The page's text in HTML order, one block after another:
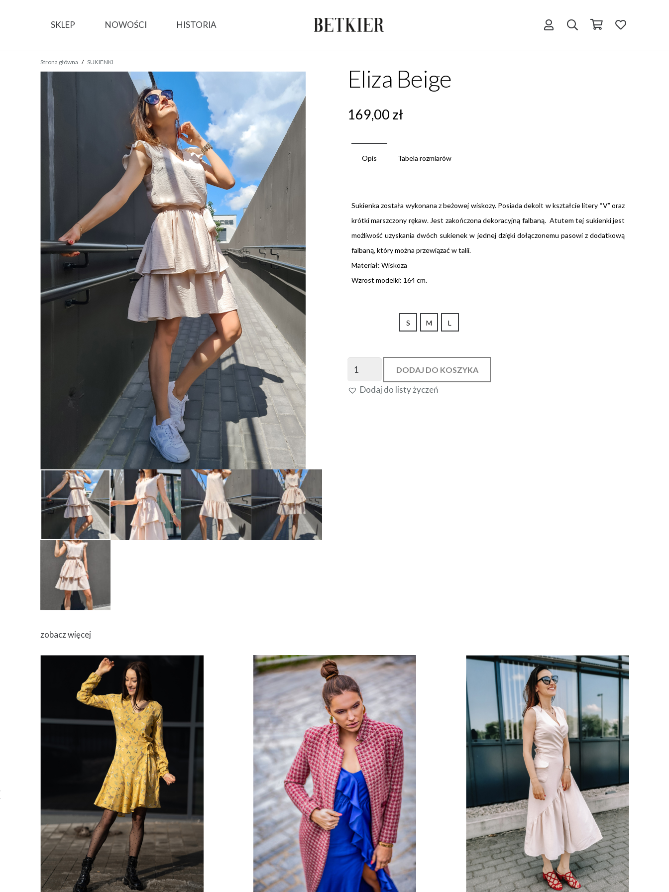
SKLEP NOWOŚCI HISTORIA
Strona główna / SUKIENKI
Eliza Beige
169,00 zł
Opis Tabela rozmiarów
Sukienka została wykonana z beżowej wiskozy. Posiada dekolt w kształcie litery “V” oraz
krótki marszczony rękaw. Jest zakończona dekoracyjną falbaną. Atutem tej sukienki jest
możliwość uzyskania dwóch sukienek w jednej dzięki dołączonemu pasowi z dodatkową
falbaną, który można przewiązać w talii.
Materiał: Wiskoza
Wzrost modelki: 164 cm.
S M L
ilość
Beige
DODAJ DO KOSZYKA
Dodaj do listy życzeń
zobacz więcej